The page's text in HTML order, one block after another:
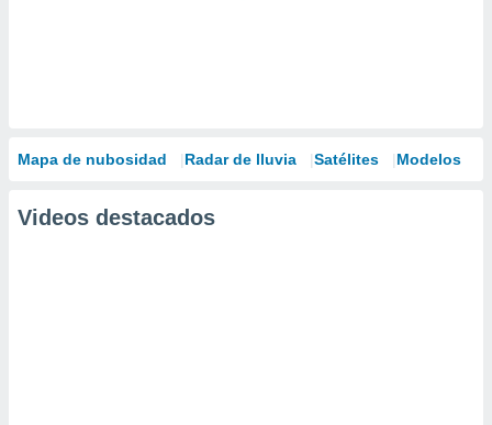
Mapa de nubosidad Radar de lluvia Satélites Modelos
Videos destacados